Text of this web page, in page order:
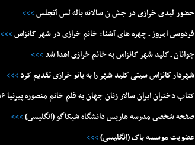
حضور لیدى خرازى در جش ن سالانه باله لس آنجلس>>>
فردوسى امروز ـ چهره هاى آشنا: خانم خرازى در شهر کانزاس>>>
جوانان ـ کليد شهر کانزاس به خانم خرازى اهدا شد>>>
شهردار كانزاس سيتی کلید شهر را به بانو خرازی تقدیم کرد>>>
کتاب دختران ایران سالار زنان جهان به قلم خانم منصوره پیرنیا ۲۰۱۶ صفحه ۳۷۲
صفحه شخصى مدرسه هاريس دانشگاه شيکاگو (انگليسى)>>>
عضويت موسسه باک (انگليسى)>>>